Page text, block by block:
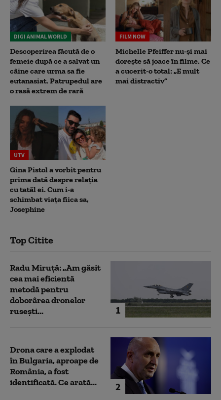
DIGI ANIMAL WORLD
Descoperirea făcută de o
femeie după ce a salvat un
câine care urma sa fie
eutanasiat. Patrupedul are
o rasă extrem de rară
FILM NOW
Michelle Pfeiffer nu-și mai
dorește să joace în filme. Ce
a cucerit-o total: „E mult
mai distractiv”
UTV
Gina Pistol a vorbit pentru
prima dată despre relația
cu tatăl ei. Cum i-a
schimbat viața fiica sa,
Josephine
Top Citite
1
Radu Miruță: „Am găsit
cea mai eficientă
metodă pentru
doborârea dronelor
rusești...
2
Drona care a explodat
în Bulgaria, aproape de
România, a fost
identificată. Ce arată...